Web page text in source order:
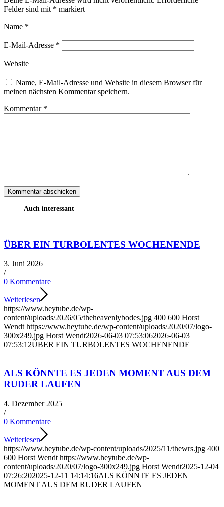
Felder sind mit * markiert
Name *
E-Mail-Adresse *
Website
Name, E-Mail-Adresse und Website in diesem Browser für
meinen nächsten Kommentar speichern.
Kommentar *
Auch interessant
ÜBER EIN TURBOLENTES WOCHENENDE
3. Juni 2026
/
0 Kommentare
Weiterlesen
https://www.heytube.de/wp-
content/uploads/2026/05/theheavenlybodes.jpg 400 600 Horst
Wendt https://www.heytube.de/wp-content/uploads/2020/07/logo-
300x249.jpg Horst Wendt2026-06-03 07:53:062026-06-03
07:53:12ÜBER EIN TURBOLENTES WOCHENENDE
ALS KÖNNTE ES JEDEN MOMENT AUS DEM
RUDER LAUFEN
4. Dezember 2025
/
0 Kommentare
Weiterlesen
https://www.heytube.de/wp-content/uploads/2025/11/thewrs.jpg 400
600 Horst Wendt https://www.heytube.de/wp-
content/uploads/2020/07/logo-300x249.jpg Horst Wendt2025-12-04
07:26:202025-12-11 14:14:16ALS KÖNNTE ES JEDEN
MOMENT AUS DEM RUDER LAUFEN